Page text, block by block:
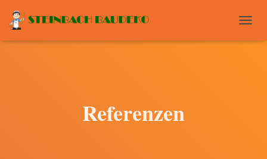
O
Referenzen